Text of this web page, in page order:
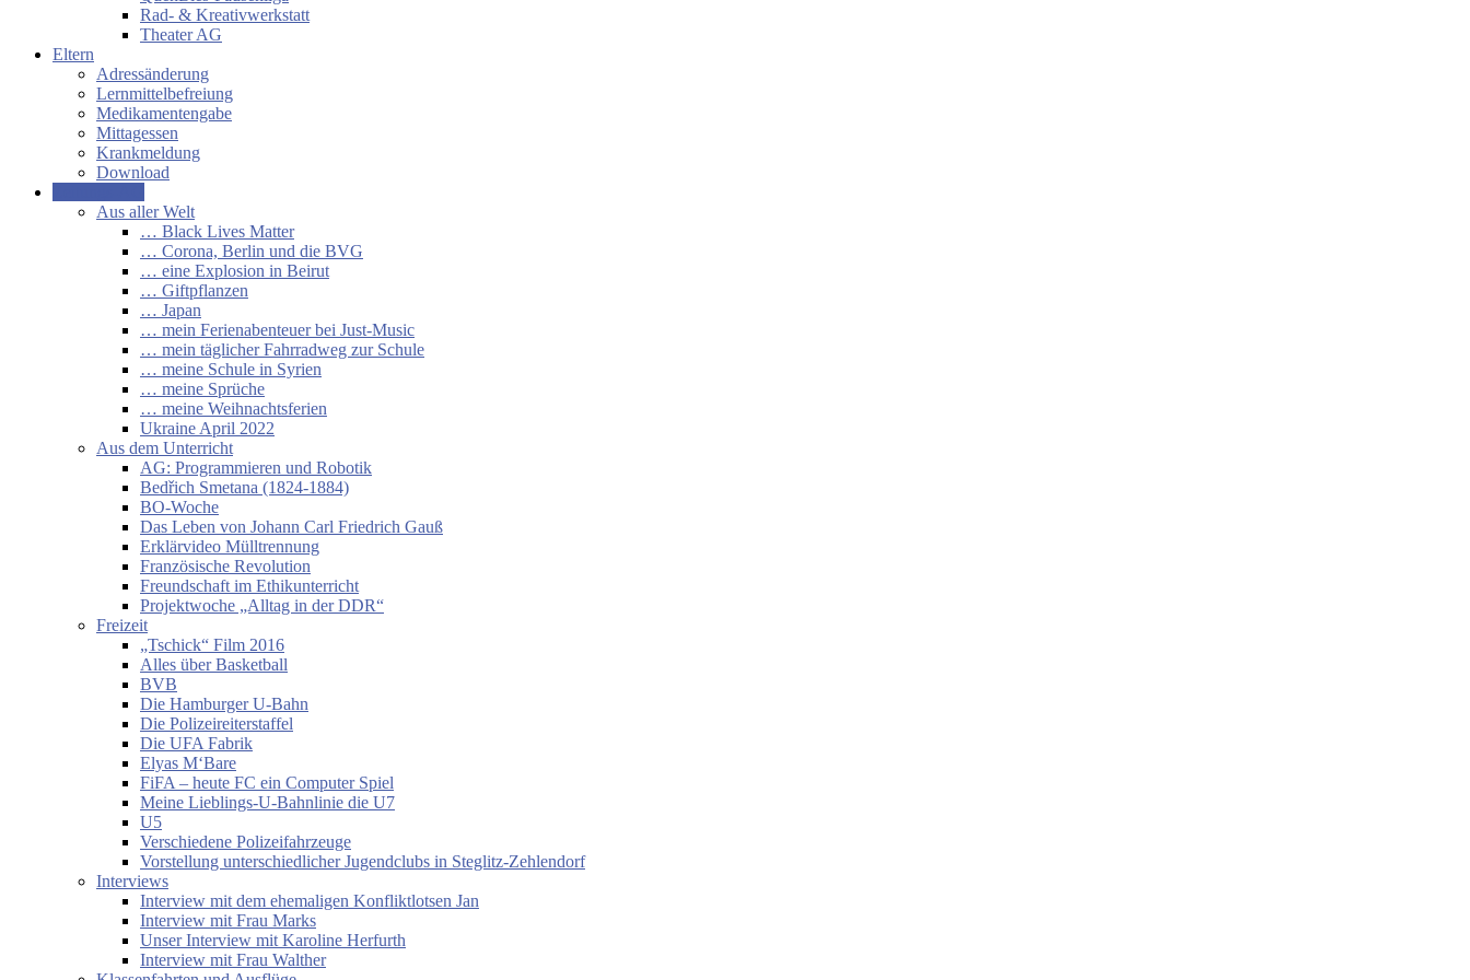
Rad- & Kreativwerkstatt
Theater AG
Eltern
Adressänderung
Lernmittelbefreiung
Medikamentengabe
Mittagessen
Krankmeldung
Download
Aus aller Welt
… Black Lives Matter
… Corona, Berlin und die BVG
… eine Explosion in Beirut
… Giftpflanzen
… Japan
… mein Ferienabenteuer bei Just-Music
… mein täglicher Fahrradweg zur Schule
… meine Schule in Syrien
… meine Sprüche
… meine Weihnachtsferien
Ukraine April 2022
Aus dem Unterricht
AG: Programmieren und Robotik
Bedřich Smetana (1824-1884)
BO-Woche
Das Leben von Johann Carl Friedrich Gauß
Erklärvideo Mülltrennung
Französische Revolution
Freundschaft im Ethikunterricht
Projektwoche „Alltag in der DDR“
Freizeit
„Tschick“ Film 2016
Alles über Basketball
BVB
Die Hamburger U-Bahn
Die Polizeireiterstaffel
Die UFA Fabrik
Elyas M‘Bare
FiFA – heute FC ein Computer Spiel
Meine Lieblings-U-Bahnlinie die U7
U5
Verschiedene Polizeifahrzeuge
Vorstellung unterschiedlicher Jugendclubs in Steglitz-Zehlendorf
Interviews
Interview mit dem ehemaligen Konfliktlotsen Jan
Interview mit Frau Marks
Unser Interview mit Karoline Herfurth
Interview mit Frau Walther